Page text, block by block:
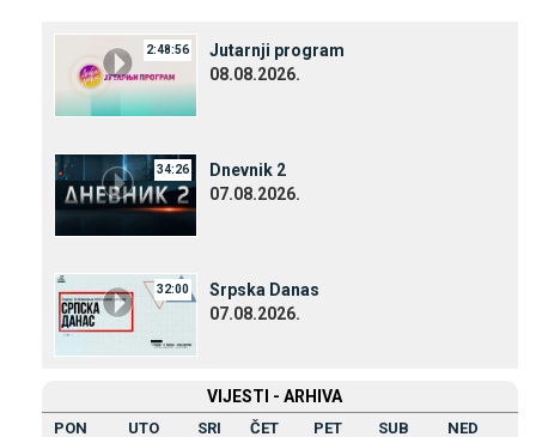
2:48:56
Јutarnji program
08.08.2026.
34:26
Dnevnik 2
07.08.2026.
32:00
Srpska Danas
07.08.2026.
VIЈESTI - ARHIVA
PON UTO SRI ČET PET SUB NED